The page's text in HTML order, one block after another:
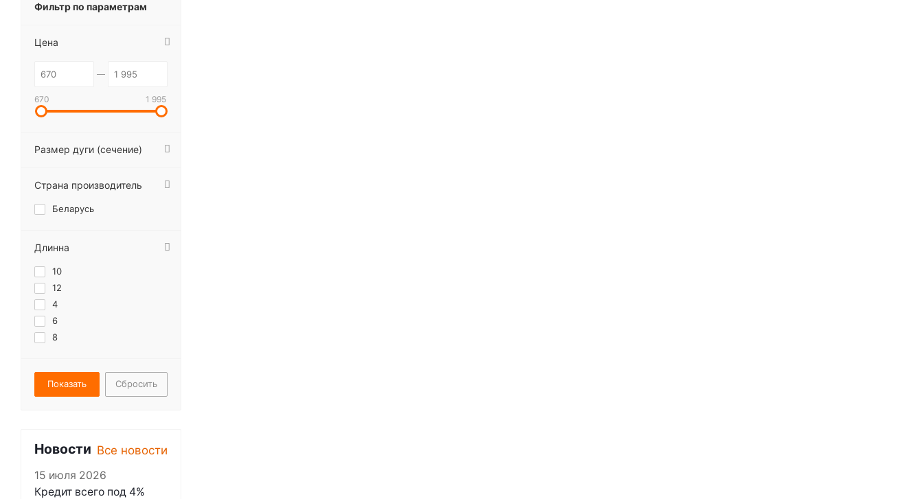
Фильтр по параметрам
Цена
670 1 995
Размер дуги (сечение)
Страна производитель
Беларусь
Длинна
10
12
4
6
8
Сбросить
Новости Все новости
15 июля 2026
Кредит всего под 4%